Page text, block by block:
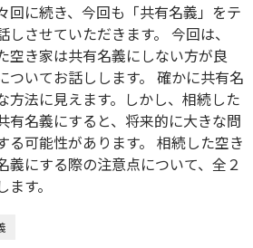
回に続き、今回も「共有名義」をテ
しさせていただきます。 今回は、
空き家は共有名義にしない方が良
ついてお話しします。 確かに共有名
方法に見えます。しかし、相続した
有名義にすると、将来的に大きな問
る可能性があります。 相続した空き
義にする際の注意点について、全２
す。